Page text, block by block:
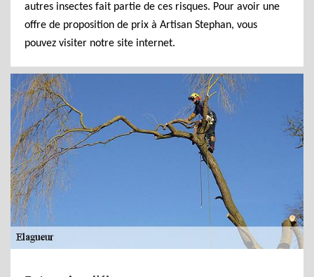
autres insectes fait partie de ces risques. Pour avoir une
offre de proposition de prix à Artisan Stephan, vous
pouvez visiter notre site internet.